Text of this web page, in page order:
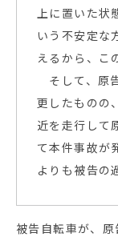
上に置いた状
いう不安定な
えるから、こ
そして、原
更したものの
近を走行して
て本件事故が
よりも被告の
被告自転車が、